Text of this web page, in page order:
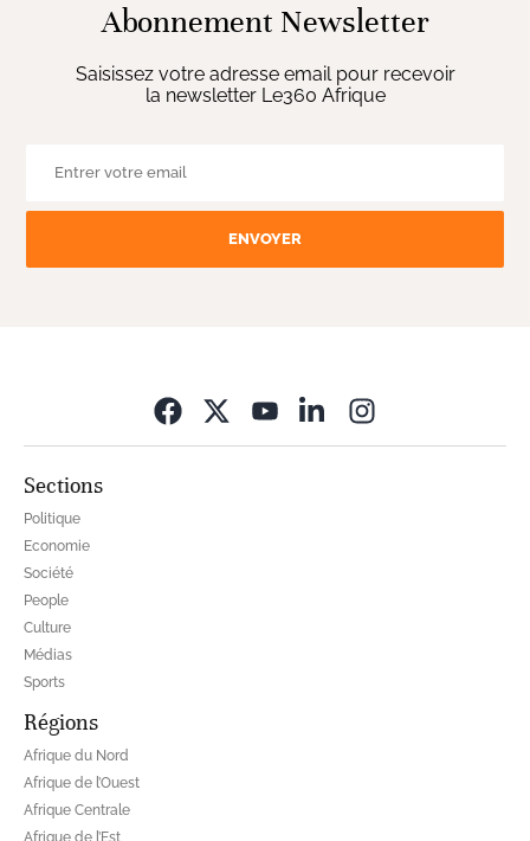
Abonnement Newsletter
Saisissez votre adresse email pour recevoir
la newsletter Le360 Afrique
ENVOYER
Sections
Politique
Economie
Société
People
Culture
Médias
Sports
Régions
Afrique du Nord
Afrique de l’Ouest
Afrique Centrale
Afrique de l’Est